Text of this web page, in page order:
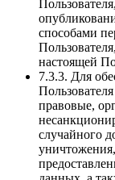
способами
настоящей
7.3.3. Для
правовые,
случайного